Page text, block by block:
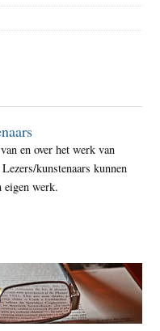
en over het werk van
kunstenaars kunnen
eigen werk.